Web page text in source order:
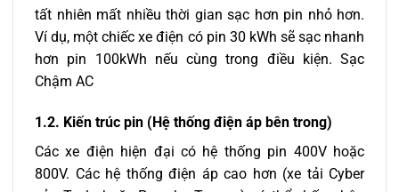
tất nhiên mất nhiều thời gian sạc hơn pin nhỏ hơn.
Ví dụ, một chiếc xe điện có pin 30 kWh sẽ sạc nhanh
hơn pin 100kWh nếu cùng trong điều kiện. Sạc
Chậm AC
1.2. Kiến trúc pin (Hệ thống điện áp bên trong)
Các xe điện hiện đại có hệ thống pin 400V hoặc
800V. Các hệ thống điện áp cao hơn (xe tải Cyber